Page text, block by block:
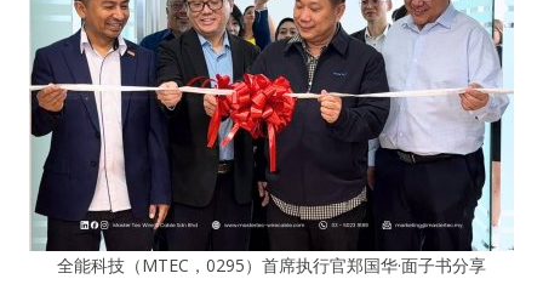
全能科技（MTEC，0295）首席执行官郑国华·面子书分享